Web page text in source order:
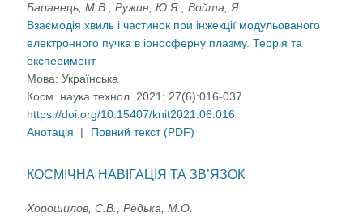
Баранець, М.В., Ружин, Ю.Я., Войта, Я.
Взаємодія хвиль і частинок при інжекції модульованого
електронного пучка в іоносферну плазму. Теорія та
експеримент
Мова:Українська
Косм. наука технол. 2021; 27(6):016-037
https://doi.org/10.15407/knit2021.06.016
Анотація
| Повний текст (PDF)
КОСМІЧНА НАВІГАЦІЯ ТА ЗВ’ЯЗОК
Хорошилов, С.В., Редька, М.О.